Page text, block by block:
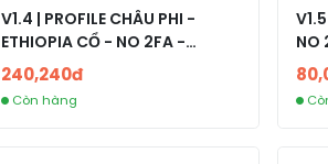
V1.4 | PROFILE CHÂU PHI -
ETHIOPIA CỔ - NO 2FA -
RANDOM BẠN BÈ
240,240đ
Còn hàng
NO